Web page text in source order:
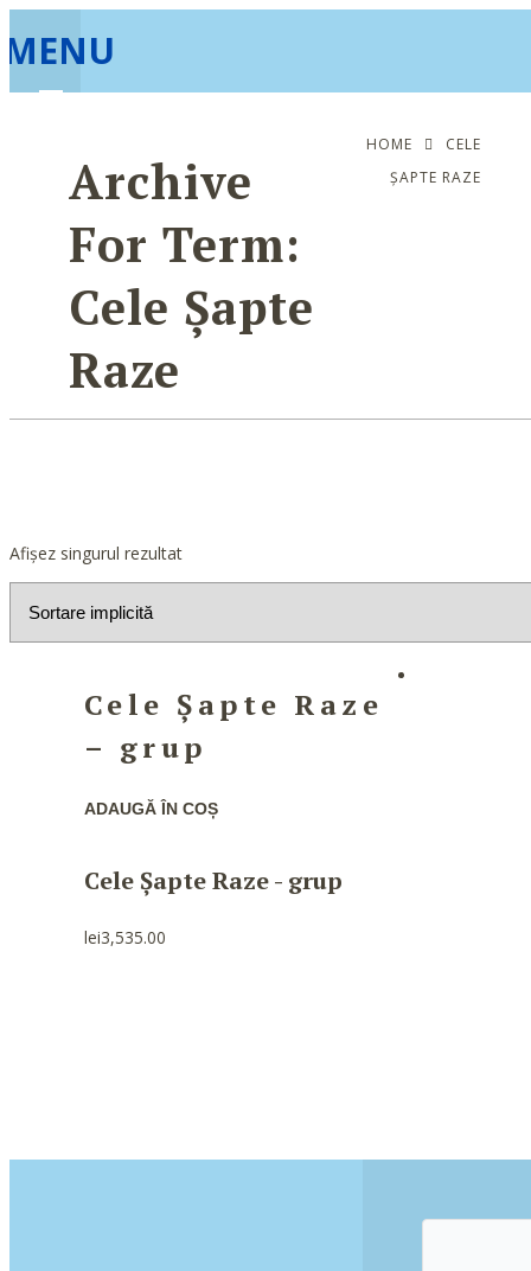
MENU
Archive
For Term:
Cele Șapte
Raze
HOME
CELE
ȘAPTE RAZE
Afișez singurul rezultat
Cele Șapte Raze
– grup
ADAUGĂ ÎN COȘ
Cele Șapte Raze - grup
lei3,535.00